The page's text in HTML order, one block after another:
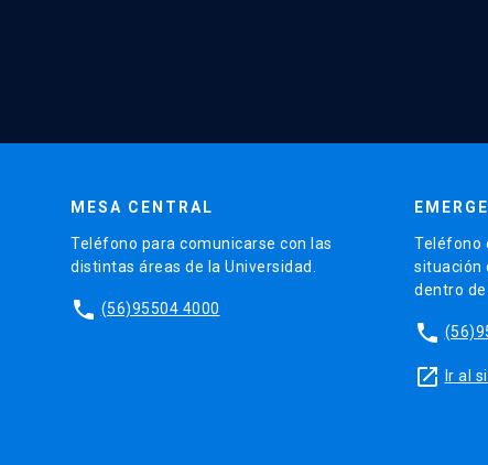
MESA CENTRAL
Teléfono para comunicarse con las
distintas áreas de la Universidad.
phone (56)95504 4000
Teléfono
situación
dentro de
phone
launch Ir al